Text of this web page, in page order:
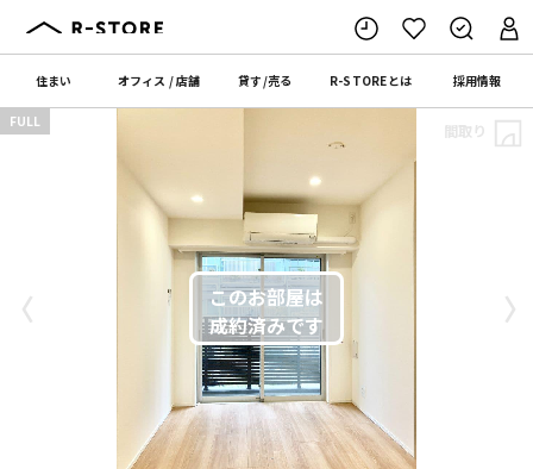
住まい オフィス /店舗 貸す/売る R-STOREとは 採用情報
〈 〉
FULL 間取り